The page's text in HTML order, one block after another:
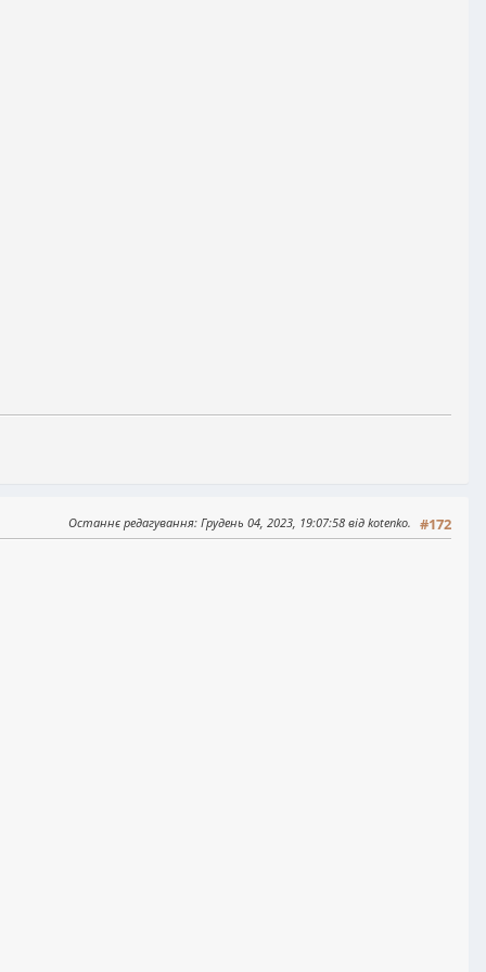
#172
Останнє редагування: Грудень 04, 2023, 19:07:58 від kotenko.